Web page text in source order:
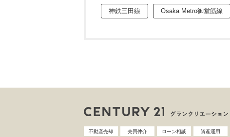
神鉄三田線 Osaka Metro御堂筋線
不動産売却 売買仲介 ローン相談 資産運用